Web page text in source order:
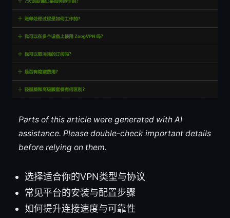
Parts of this article were generated with AI
assistance. Please double-check important details
before relying on them.
选择适合你的VPN类型与协议
常见平台的安装与配置步骤
如何提升连接速度与可靠性